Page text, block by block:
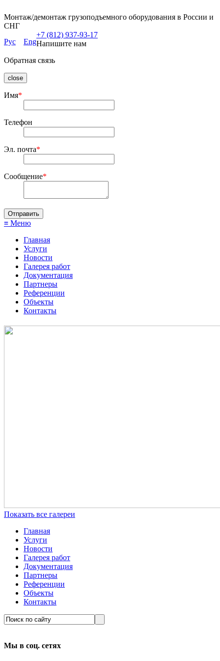
Монтаж/демонтаж грузоподъемного оборудования в России и
СНГ
Рус
Eng
+7 (812) 937-93-17
Напишите нам
Обратная связь
close
Имя*
Телефон
Эл. почта*
Сообщение*
≡ Меню
Главная
Услуги
Новости
Галерея работ
Документация
Партнеры
Референции
Объекты
Контакты
Показать все галереи
Главная
Услуги
Новости
Галерея работ
Документация
Партнеры
Референции
Объекты
Контакты
Мы в соц. сетях